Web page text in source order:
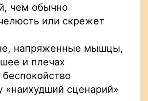
чем обычно
или скрежет
напряженные мышцы,
и плечах
«наихудший сценарий»